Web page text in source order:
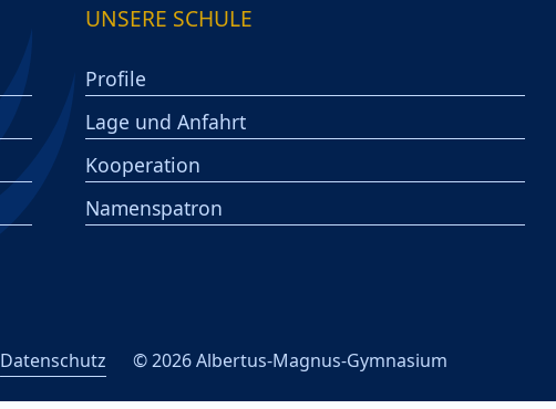
UNSERE SCHULE
Profile
Lage und Anfahrt
Kooperation
Namenspatron
Datenschutz © 2026 Albertus-Magnus-Gymnasium